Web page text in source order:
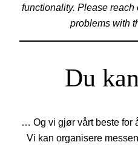
functionality. Please
problems with
Du
… Og vi gjør vårt beste for
Vi kan organisere